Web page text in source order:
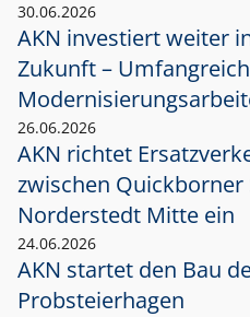
30.06.2026
AKN investiert weiter
Zukunft –
26.06.2026
AKN richtet
zwischen Quickborner
Norderstedt Mitte ein
24.06.2026
AKN startet den Bau
Probsteierhagen